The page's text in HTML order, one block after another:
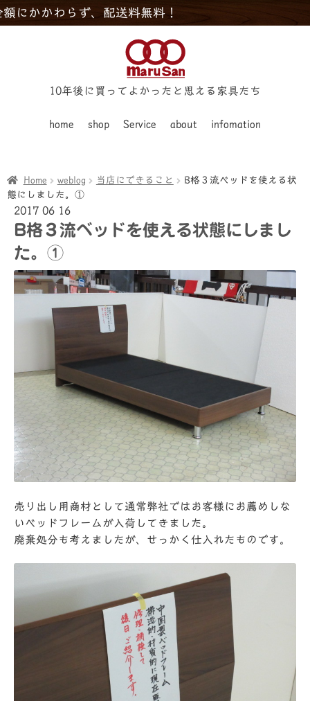
らず、配送料無料！
home shop Service about infomation
10年後に買ってよかったと思える家具たち
Home weblog 当店にできること
B格３流ベッドを使える状
態にしました。①
2017 06 16
B格３流ベッドを使える状態にしまし
た。①
売り出し用商材として通常弊社ではお客様にお薦めしな
いベッドフレームが入荷してきました。
廃棄処分も考えましたが、せっかく仕入れたものです。